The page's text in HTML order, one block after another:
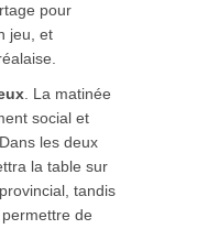
pour
jeu, et
. La matinée
social et
les deux
la table sur
tandis
de